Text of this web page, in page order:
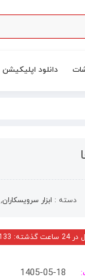
دانلود اپلیکیشن
دسته : ابزار سرویسکاران,
133
1405-05-18